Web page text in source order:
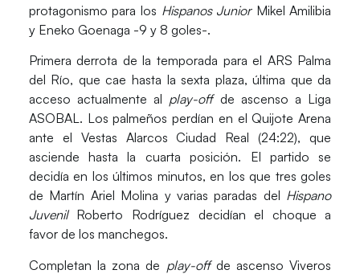
protagonismo para los Hispanos Junior Mikel Amilibia
y Eneko Goenaga -9 y 8 goles-.
Primera derrota de la temporada para el ARS Palma
del Río, que cae hasta la sexta plaza, última que da
acceso actualmente al play-offde ascenso a Liga
ASOBAL. Los palmeños perdían en el Quijote Arena
ante el Vestas Alarcos Ciudad Real (24:22), que
asciende hasta la cuarta posición. El partido se
decidía en los últimos minutos, en los que tres goles
de Martín Ariel Molina y varias paradas del Hispano
Juvenil Roberto Rodríguez decidían el choque a
favor de los manchegos.
Completan la zona de play-offde ascensoViveros